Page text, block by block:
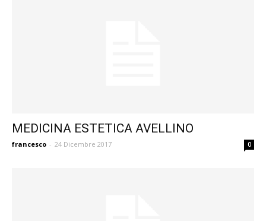
MEDICINA ESTETICA AVELLINO
francesco - 24 Dicembre 2017 0